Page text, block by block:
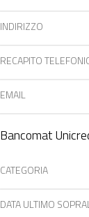
INDIRIZZO
RECAPITO
EMAIL
Bancomat
CATEGORIA
DATA ULTIMO